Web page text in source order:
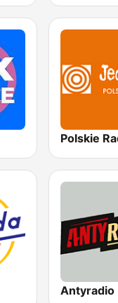
Antyradio